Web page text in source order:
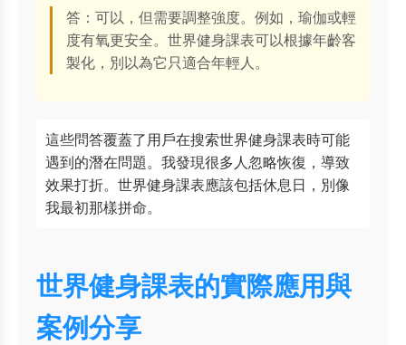
答：可以，但需要調整強度。例如，瑜伽或輕
度有氧更安全。世界健身課表可以根據年齡客
製化，別以為它只適合年輕人。
這些問答覆蓋了用戶在搜索世界健身課表時可能
遇到的潛在問題。我發現很多人忽略恢復，導致
效果打折。世界健身課表應該包括休息日，別像
我最初那樣拼命。
世界健身課表的實際應用與
案例分享